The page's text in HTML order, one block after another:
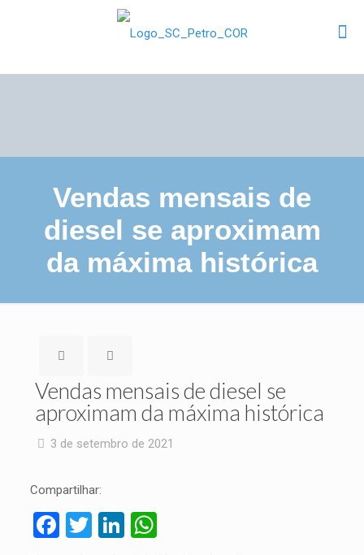
Vendas mensais de
diesel se aproximam
da máxima histórica
Vendas mensais de diesel se
aproximam da máxima histórica
3 de setembro de 2021
Compartilhar:
Facebook
TwitterLinkedIn
WhatsApp